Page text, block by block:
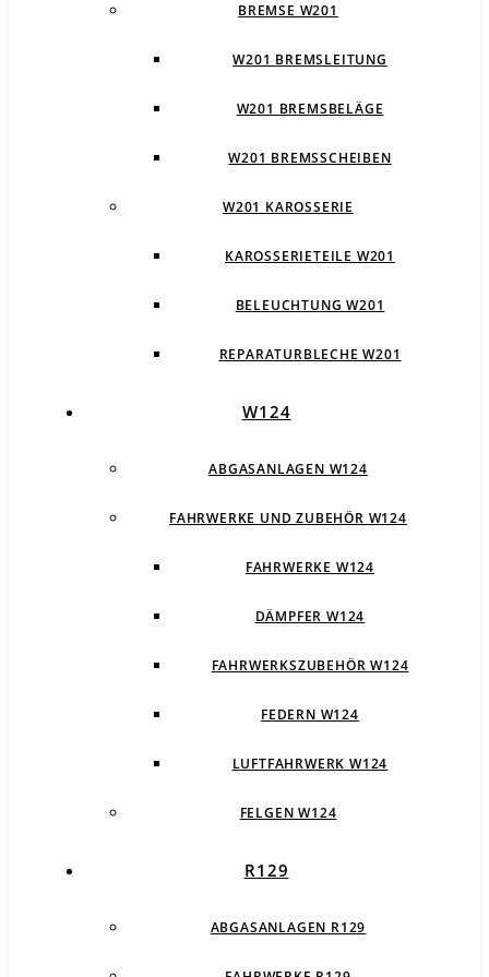
BREMSE W201
W201 BREMSLEITUNG
W201 BREMSBELÄGE
W201 BREMSSCHEIBEN
W201 KAROSSERIE
KAROSSERIETEILE W201
BELEUCHTUNG W201
REPARATURBLECHE W201
W124
ABGASANLAGEN W124
FAHRWERKE UND ZUBEHÖR W124
FAHRWERKE W124
DÄMPFER W124
FAHRWERKSZUBEHÖR W124
FEDERN W124
LUFTFAHRWERK W124
FELGEN W124
R129
ABGASANLAGEN R129